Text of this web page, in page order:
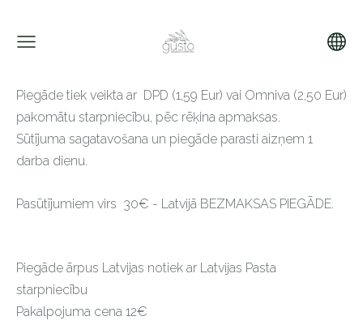
Piegāde tiek veikta ar DPD (1,59 Eur) vai Omniva (2,50 Eur)
pakomātu starpniecību, pēc rēķina apmaksas.
Sūtījuma sagatavošana un piegāde parasti aizņem 1
darba dienu.
Pasūtījumiem virs 30€ - Latvijā BEZMAKSAS PIEGĀDE.
Piegāde ārpus Latvijas notiek ar Latvijas Pasta
starpniecību
Pakalpojuma cena 12€